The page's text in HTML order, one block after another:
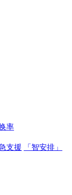
率
支援
「智安排」